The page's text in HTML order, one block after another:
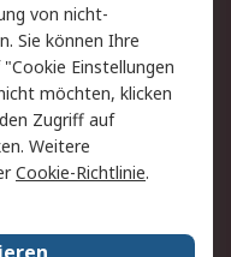
Konditionen
von nicht-
Sie können Ihre
Einstellungen
möchten, klicken
Zugriff auf
Weitere
Cookie-Richtlinie.